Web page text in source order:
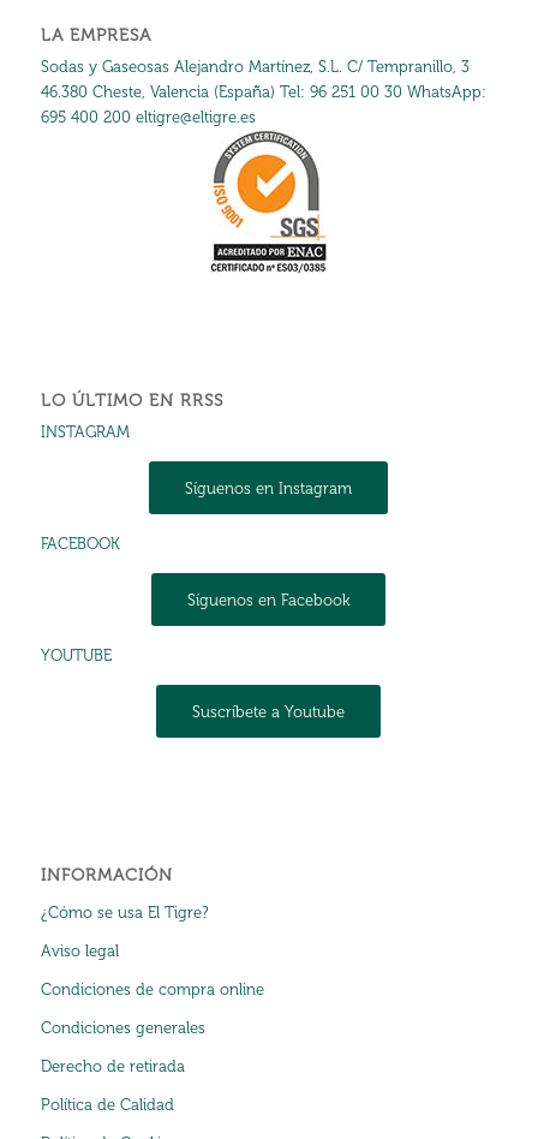
LA EMPRESA
Sodas y Gaseosas Alejandro Martínez, S.L. C/ Tempranillo, 3
46.380 Cheste, Valencia (España) Tel: 96 251 00 30 WhatsApp:
695 400 200 eltigre@eltigre.es
LO ÚLTIMO EN RRSS
INSTAGRAM
Síguenos en Instagram
FACEBOOK
Síguenos en Facebook
YOUTUBE
Suscríbete a Youtube
INFORMACIÓN
¿Cómo se usa El Tigre?
Aviso legal
Condiciones de compra online
Condiciones generales
Derecho de retirada
Política de Calidad